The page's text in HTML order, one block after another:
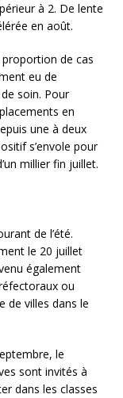
à 2. De lente
en août.
de cas
eu de
soin. Pour
en
une à deux
s’envole pour
millier fin juillet.
de l’été.
le 20 juillet
également
ou
de villes dans le
le
sont invités à
dans les classes